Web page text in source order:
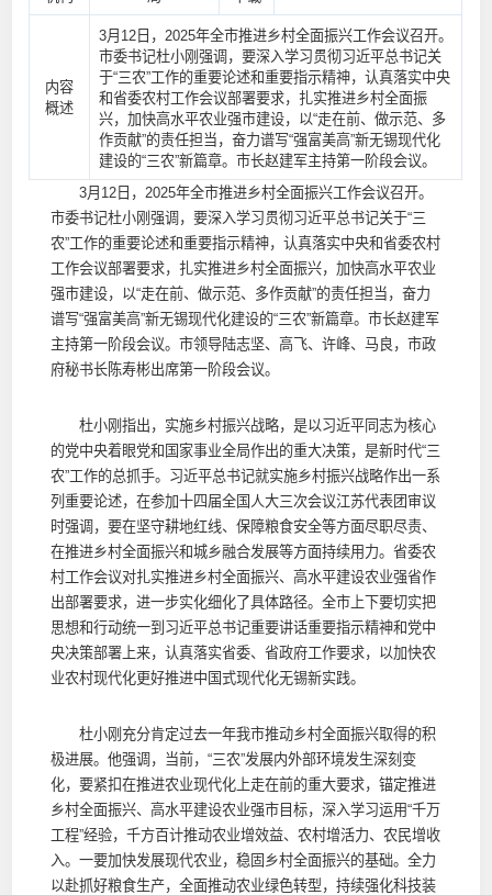
内容
概述
3月12日，2025年全市推进乡村全面振兴工作会议召开。
市委书记杜小刚强调，要深入学习贯彻习近平总书记关
于“三农”工作的重要论述和重要指示精神，认真落实中央
和省委农村工作会议部署要求，扎实推进乡村全面振
兴，加快高水平农业强市建设，以“走在前、做示范、多
作贡献”的责任担当，奋力谱写“强富美高”新无锡现代化
建设的“三农”新篇章。市长赵建军主持第一阶段会议。
3月12日，2025年全市推进乡村全面振兴工作会议召开。
市委书记杜小刚强调，要深入学习贯彻习近平总书记关于“三
农”工作的重要论述和重要指示精神，认真落实中央和省委农村
工作会议部署要求，扎实推进乡村全面振兴，加快高水平农业
强市建设，以“走在前、做示范、多作贡献”的责任担当，奋力
谱写“强富美高”新无锡现代化建设的“三农”新篇章。市长赵建军
主持第一阶段会议。市领导陆志坚、高飞、许峰、马良，市政
府秘书长陈寿彬出席第一阶段会议。
杜小刚指出，实施乡村振兴战略，是以习近平同志为核心
的党中央着眼党和国家事业全局作出的重大决策，是新时代“三
农”工作的总抓手。习近平总书记就实施乡村振兴战略作出一系
列重要论述，在参加十四届全国人大三次会议江苏代表团审议
时强调，要在坚守耕地红线、保障粮食安全等方面尽职尽责、
在推进乡村全面振兴和城乡融合发展等方面持续用力。省委农
村工作会议对扎实推进乡村全面振兴、高水平建设农业强省作
出部署要求，进一步实化细化了具体路径。全市上下要切实把
思想和行动统一到习近平总书记重要讲话重要指示精神和党中
央决策部署上来，认真落实省委、省政府工作要求，以加快农
业农村现代化更好推进中国式现代化无锡新实践。
杜小刚充分肯定过去一年我市推动乡村全面振兴取得的积
极进展。他强调，当前，“三农”发展内外部环境发生深刻变
化，要紧扣在推进农业现代化上走在前的重大要求，锚定推进
乡村全面振兴、高水平建设农业强市目标，深入学习运用“千万
工程”经验，千方百计推动农业增效益、农村增活力、农民增收
入。一要加快发展现代农业，稳固乡村全面振兴的基础。全力
以赴抓好粮食生产，全面推动农业绿色转型，持续强化科技装